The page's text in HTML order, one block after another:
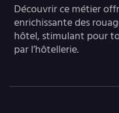
Découvrir ce métier
enrichissante des
hôtel, stimulant pour
par l’hôtellerie.